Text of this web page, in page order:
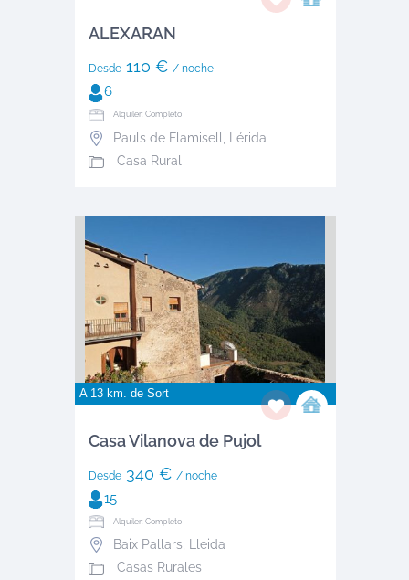
ALEXARAN
Desde110 € / noche
6
Alquiler: Completo
Pauls de Flamisell
Lérida
Casa Rural
A 13 km. de Sort
Casa Vilanova de Pujol
Desde340 € / noche
15
Alquiler: Completo
Baix Pallars,
Lleida
Casas Rurales